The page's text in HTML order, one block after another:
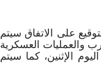
على الاتفاق سيتم
والعمليات العسكرية
الإثنين، كما سيتم